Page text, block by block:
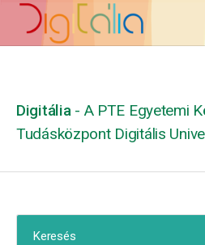
Digitália - A PTE Egyetemi
Tudásközpont Digitális
Keresés